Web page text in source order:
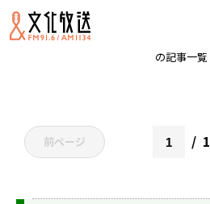
の記事一覧
前ページ 1